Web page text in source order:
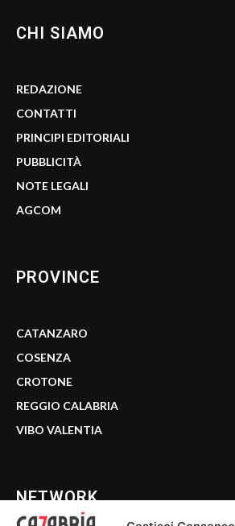
CHI SIAMO
REDAZIONE
CONTATTI
PRINCIPI EDITORIALI
PUBBLICITÀ
NOTE LEGALI
AGCOM
PROVINCE
CATANZARO
COSENZA
CROTONE
REGGIO CALABRIA
VIBO VALENTIA
NETWORK